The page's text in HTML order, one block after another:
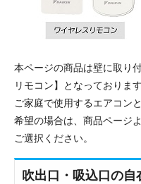
本ページの商品は壁に取り
リモコン】となっております
ご家庭で使用するエアコン
希望の場合は、商品ページ
ご選択ください。
吹出口・吸込口の